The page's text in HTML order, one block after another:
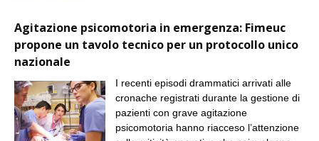
Agitazione psicomotoria in emergenza: Fimeuc
propone un tavolo tecnico per un protocollo unico
nazionale
I recenti episodi drammatici arrivati alle
cronache registrati durante la gestione di
pazienti con grave agitazione
psicomotoria hanno riacceso l’attenzione